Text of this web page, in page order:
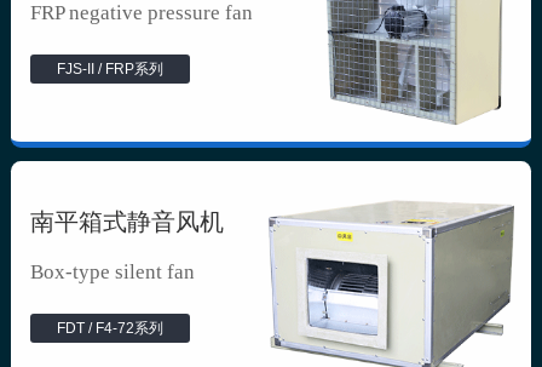
FRP negative pressure fan
FJS-II / FRP系列
南平箱式静音风机
Box-type silent fan
FDT / F4-72系列